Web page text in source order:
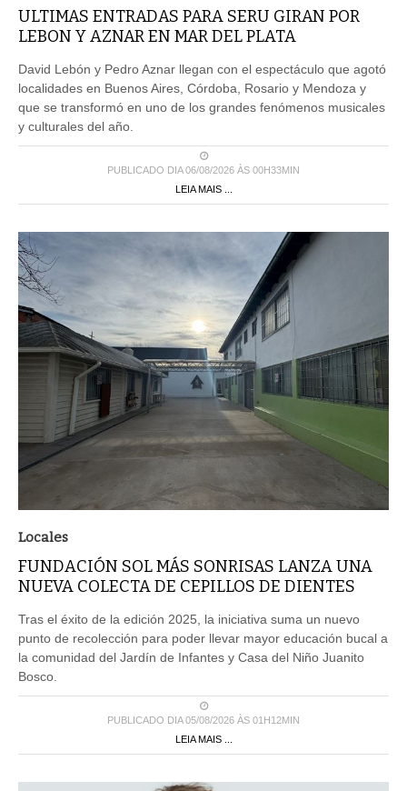
ULTIMAS ENTRADAS PARA SERU GIRAN POR
LEBON Y AZNAR EN MAR DEL PLATA
David Lebón y Pedro Aznar llegan con el espectáculo que agotó
localidades en Buenos Aires, Córdoba, Rosario y Mendoza y
que se transformó en uno de los grandes fenómenos musicales
y culturales del año.
PUBLICADO DIA 06/08/2026 ÀS 00H33MIN
LEIA MAIS ...
Locales
FUNDACIÓN SOL MÁS SONRISAS LANZA UNA
NUEVA COLECTA DE CEPILLOS DE DIENTES
Tras el éxito de la edición 2025, la iniciativa suma un nuevo
punto de recolección para poder llevar mayor educación bucal a
la comunidad del Jardín de Infantes y Casa del Niño Juanito
Bosco.
PUBLICADO DIA 05/08/2026 ÀS 01H12MIN
LEIA MAIS ...